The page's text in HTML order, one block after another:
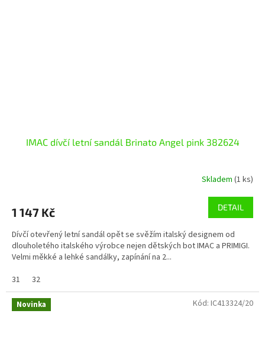
IMAC dívčí letní sandál Brinato Angel pink 382624
Skladem (1 ks)
1 147 Kč DETAIL
Dívčí otevřený letní sandál opět se svěžím italský designem od
dlouholetého italského výrobce nejen dětských bot IMAC a PRIMIGI.
Velmi měkké a lehké sandálky, zapínání na 2...
31
32
Novinka Kód: IC413324/20